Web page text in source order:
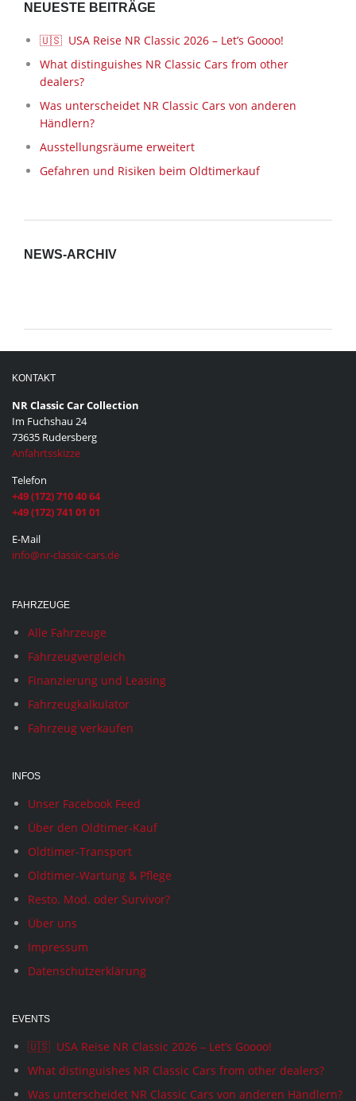
NEUESTE BEITRÄGE
🇺🇸 USA Reise NR Classic 2026 – Let’s Goooo!
What distinguishes NR Classic Cars from other
dealers?
Was unterscheidet NR Classic Cars von anderen
Händlern?
Ausstellungsräume erweitert
Gefahren und Risiken beim Oldtimerkauf
NEWS-ARCHIV
KONTAKT
NR Classic Car Collection
Im Fuchshau 24
73635 Rudersberg
Anfahrtsskizze
Telefon
+49 (172) 710 40 64
+49 (172) 741 01 01
E-Mail
info@nr-classic-cars.de
FAHRZEUGE
Alle Fahrzeuge
Fahrzeugvergleich
Finanzierung und Leasing
Fahrzeugkalkulator
Fahrzeug verkaufen
INFOS
Unser Facebook Feed
Über den Oldtimer-Kauf
Oldtimer-Transport
Oldtimer-Wartung & Pflege
Resto. Mod. oder Survivor?
Über uns
Impressum
Datenschutzerklärung
EVENTS
🇺🇸 USA Reise NR Classic 2026 – Let’s Goooo!
What distinguishes NR Classic Cars from other dealers?
Was unterscheidet NR Classic Cars von anderen Händlern?